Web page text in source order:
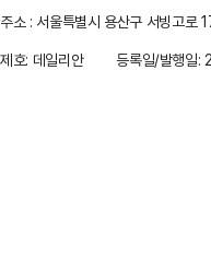
주소 : 서울특별시 용산구 서빙고로
제호: 데일리안
등록일/발행일